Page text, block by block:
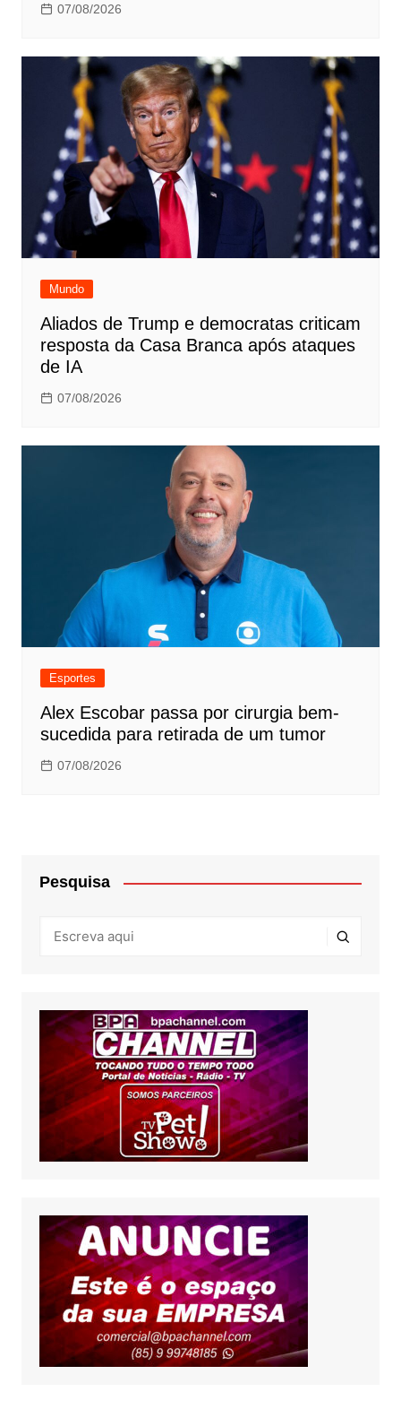
07/08/2026
Mundo
Aliados de Trump e democratas criticam
resposta da Casa Branca após ataques
de IA
07/08/2026
Esportes
Alex Escobar passa por cirurgia bem-
sucedida para retirada de um tumor
07/08/2026
Pesquisa